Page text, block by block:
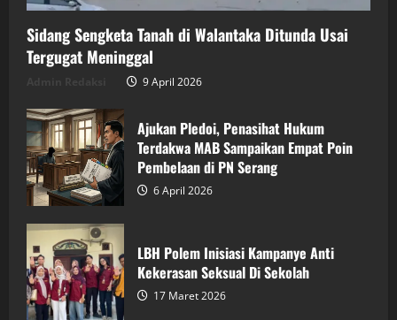
Sidang Sengketa Tanah di Walantaka Ditunda Usai
Tergugat Meninggal
9 April 2026
Ajukan Pledoi, Penasihat Hukum
Terdakwa MAB Sampaikan Empat Poin
Pembelaan di PN Serang
6 April 2026
LBH Polem Inisiasi Kampanye Anti
Kekerasan Seksual Di Sekolah
17 Maret 2026